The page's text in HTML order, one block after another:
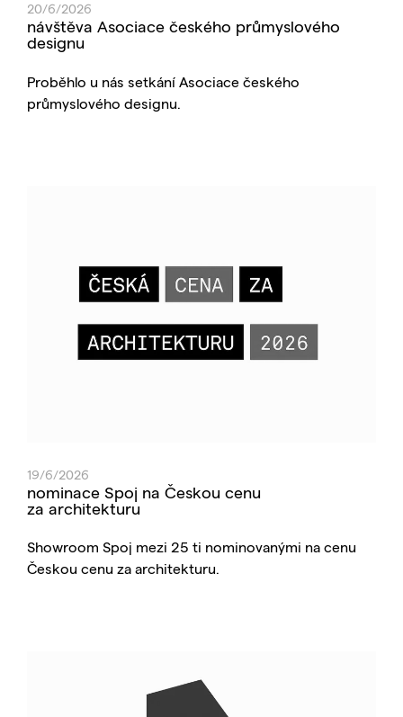
20/6/2026
návštěva Asociace českého průmyslového
designu
Proběhlo u nás setkání Asociace českého
průmyslového designu.
19/6/2026
nominace Spoj na Českou cenu
za architekturu
Showroom Spoj mezi 25 ti nominovanými na cenu
Českou cenu za architekturu.